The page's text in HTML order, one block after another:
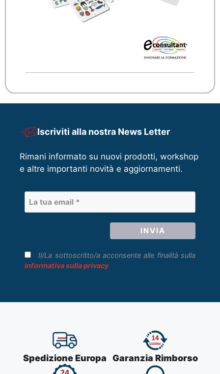
Iscriviti alla nostra News Letter
Rimani informato su nuovi prodotti, workshop
e altre importanti novità e aggiornamenti.
Il/La sottoscritto/a acconsente alle finalità sulla
informativa sulla privacy
Spedizione Europa Garanzia Rimborso